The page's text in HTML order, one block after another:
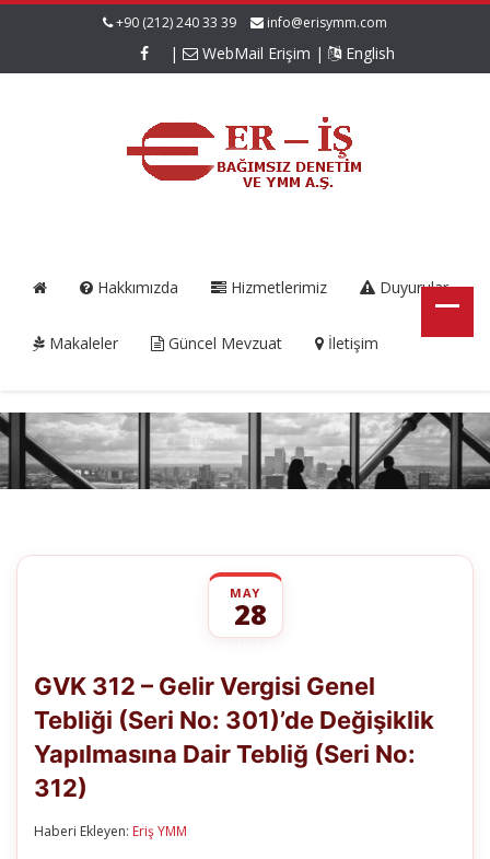
+90 (212) 240 33 39 info@erisymm.com
| WebMail Erişim | English
Hakkımızda Hizmetlerimiz Duyurular
Makaleler Güncel Mevzuat İletişim
MAY
28
–
Vergisi
Tebliği
GVK 312 – Gelir Vergisi Genel
Tebliği (Seri No: 301)’de Değişiklik
Yapılmasına Dair Tebliğ (Seri No:
312)
Haberi Ekleyen: Eriş YMM